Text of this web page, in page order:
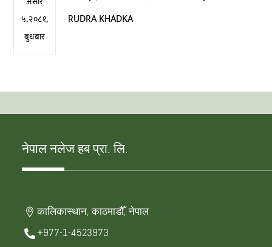
५,२०८१,
बुधबार
RUDRA KHADKA
नेपाल नलेज हब प्रा. लि.
कालिकास्थान, काठमाडौँ, नेपाल
+977-1-4523973